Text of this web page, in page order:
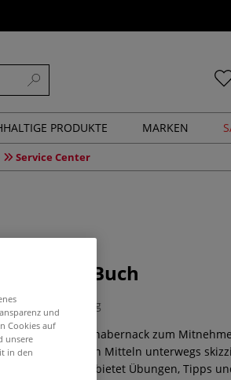
PRODUKTE MARKEN
Service Center
Buch
1 Bewertung
und Schabernack zum
Sie mit einfachen Mitteln unterwegs
Es bietet Übungen, Tipps
und
Cookies auf
unsere
in den